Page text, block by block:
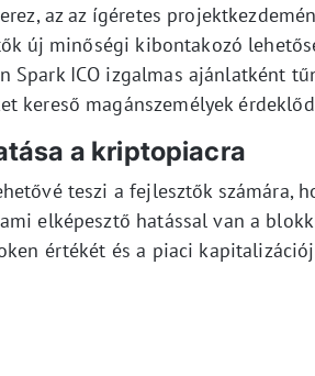
az az ígéretes
új minőségi kibontakozó
Spark ICO izgalmas ajánlatként
kereső magánszemélyek
a kriptopiacra
teszi a fejlesztők számára,
elképesztő hatással van a
értékét és a piaci